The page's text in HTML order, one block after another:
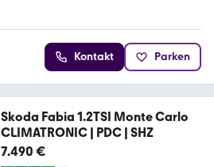
Kontakt Parken
Skoda Fabia 1.2TSI Monte Carlo
CLIMATRONIC | PDC | SHZ
7.490 €